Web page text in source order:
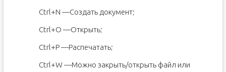
Ctrl+N —Создать документ;
Ctrl+O —Открыть;
Ctrl+P —Распечатать;
Ctrl+W —Можно закрыть/открыть файл или